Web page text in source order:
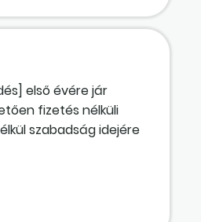
első évére jár
fizetés nélküli
szabadság idejére